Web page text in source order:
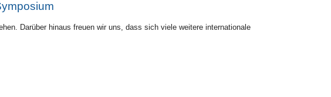
Darüber hinaus freuen wir uns, dass sich viele weitere internationale